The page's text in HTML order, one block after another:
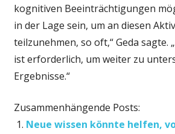
kognitiven Beeinträchtigungen
in der Lage sein, um an diesen
teilzunehmen, so oft,“ Geda sagte.
ist erforderlich, um weiter zu
Ergebnisse.“
Zusammenhängende Posts:
Neue wissen könnte helfen,